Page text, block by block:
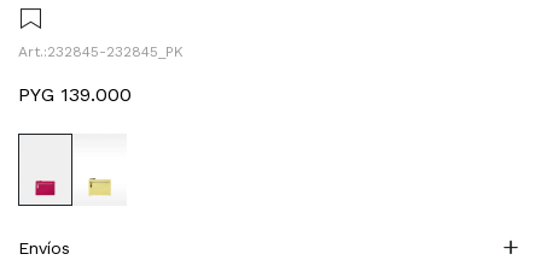
232845-232845_PK
PYG 139.000
Envíos